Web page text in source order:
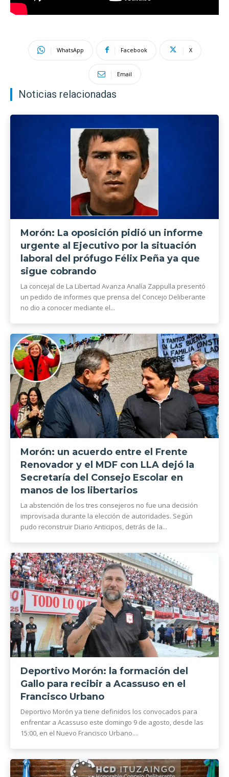
WhatsApp Facebook X
Email
Noticias relacionadas
Morón: La oposición pidió un informe
urgente al Ejecutivo por la situación
laboral del prófugo Félix Peña ya que
sigue cobrando
La concejal de La Libertad Avanza Analía Zappulla presentó
un pedido de informes que prensa del Concejo Deliberante
no dio a conocer mediante el...
Morón: un acuerdo entre el Frente
Renovador y el MDF con LLA dejó la
Secretaría del Consejo Escolar en
manos de los libertarios
La abstención de los tres consejeros no fue una decisión
improvisada durante la elección de autoridades. Según
pudo reconstruir Diario Anticipos, detrás de la...
Deportivo Morón: la formación del
Gallo para recibir a Acassuso en el
Francisco Urbano
Deportivo Morón ya tiene definidos los convocados para
enfrentar a Acassuso este domingo 9 de agosto, desde las
15:00, en el Nuevo Francisco Urbano....